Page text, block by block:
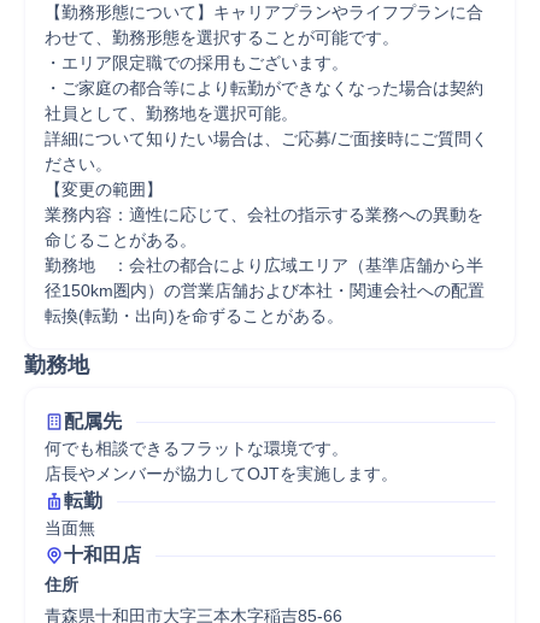
【勤務形態について】キャリアプランやライフプランに合
わせて、勤務形態を選択することが可能です。
・エリア限定職での採用もございます。
・ご家庭の都合等により転勤ができなくなった場合は契約
社員として、勤務地を選択可能。
詳細について知りたい場合は、ご応募/ご面接時にご質問く
ださい。
【変更の範囲】
業務内容：適性に応じて、会社の指示する業務への異動を
命じることがある。
勤務地　：会社の都合により広域エリア（基準店舗から半
径150km圏内）の営業店舗および本社・関連会社への配置
転換(転勤・出向)を命ずることがある。
勤務地
配属先
何でも相談できるフラットな環境です。
店長やメンバーが協力してOJTを実施します。
転勤
当面無
十和田店
住所
青森県十和田市大字三本木字稲吉85-66